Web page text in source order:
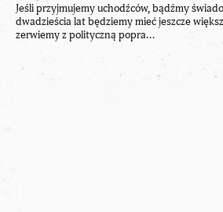
Jeśli przyjmujemy uchodźców, bądźmy
dwadzieścia lat będziemy mieć jeszcze
zerwiemy z polityczną popra...